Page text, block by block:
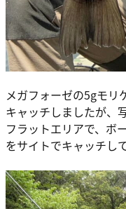
メガフォーゼの5gモリ
キャッチしましたが、
フラットエリアで、ボ
をサイトでキャッチし